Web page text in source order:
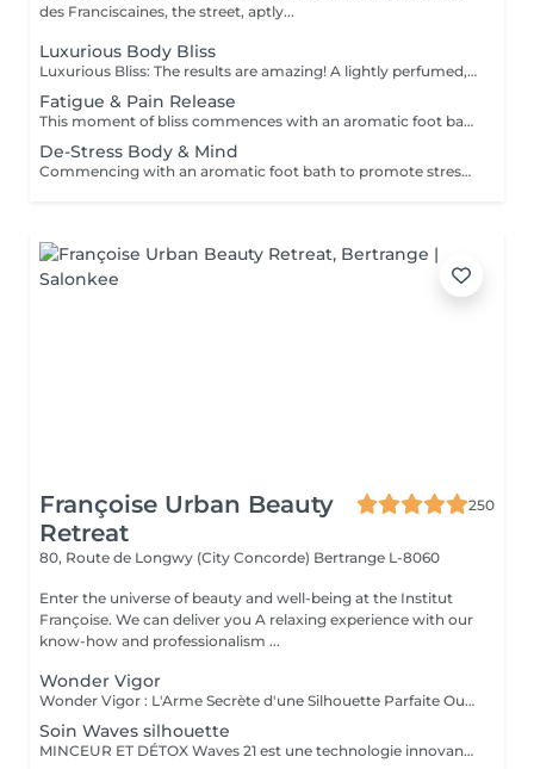
des Franciscaines, the street, aptly...
Luxurious Body Bliss
Luxurious Bliss: The results are amazing! A lightly perfumed, deep exfoliating body scrub, gets rid of tired, dry, flaky old skin and leaves your body feeling intensely hydrated and velvety-smooth. This is followed by an aromatic oil massage leaving you rejuvenated and relaxed.
Fatigue & Pain Release
This moment of bliss commences with an aromatic foot bath and exfoliation. A mix of relaxing massage and acupressure release of the neck, shoulders, back and legs. Reflexology to the hands and feet, and a scalp conditioning massage treatment finish this ritual.
De-Stress Body & Mind
Commencing with an aromatic foot bath to promote stress release and relaxation we continue with a one hour relaxing massage with soothing essential oils specifically chosen to leave the world behind and focus on bringing harmony to the body and mind. A hydrating facial mask and an acupressure face and scalp massage to stimulate oxygen flow is the menu for the day.
Françoise Urban Beauty
Retreat
250
80, Route de Longwy (City Concorde) Bertrange L-8060
Enter the universe of beauty and well-being at the Institut
Françoise. We can deliver you A relaxing experience with our
know-how and professionalism ...
Wonder Vigor
Wonder Vigor : L'Arme Secrète d'une Silhouette Parfaite Oubliez les méthodes ordinaires. Wonder Vigor est la première et unique technologie au monde à fusionner thermogenèse intelligente et contraction musculaire hélicoïdale pour détruire la graisse et sculpter le corps avec une précision chirurgicale sans bistouri, sans douleur, sans compromis. Propulsé par Thermodexia, un brevet exclusif, ce système agit en profondeur pour des résultats visibles, mesurables, et inégalés. Une expérience ultra-confortable, des effets immédiats et durables parce que votre corps mérite l'excellence absolue. Exclusivement chez nous. Parce que le génie ne se partage pas. Prêt à transformer votre corps ? Venez vivre l'expérience Wonder Vigor.
Soin Waves silhouette
MINCEUR ET DÉTOX Waves 21 est une technologie innovante aux effets rééquilibrant , minceurs et détox permettant une action ciblée sur les différentes zones que l'on souhaite amincir. Grâce a l'association de électrostimulation des métamères en lien direct avec les organes , et d'un traitement par le froid intense , ce soin , relance le système lymphatique et veineux Les tissus sont détoxifiés en profondeur , la silhouette ré harmonisée , et les imperfections telle la cellulite , et la graisse abdominale sont visiblement réduites , dès la première séance .